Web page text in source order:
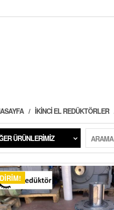
İKINCI EL REDÜKTÖRLER
ÜRÜNLERIMIZ ARAMA